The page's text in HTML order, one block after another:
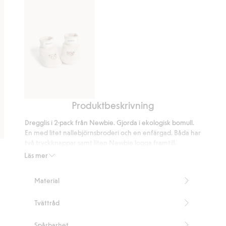
med
Produktbeskrivning
Läs mer
Dregglis i 2-pack från Newbie. Gjorda i ekologisk bomull.
En med litet nallebjörnsbroderi och en enfärgad. Båda har
Innehåller 100% ekologisk bomull.
Material
Tvättråd